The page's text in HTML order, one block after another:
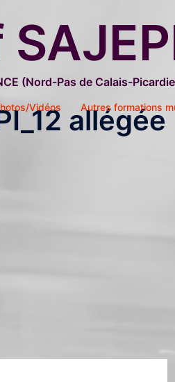
(Nord-Pas de Calais-
Vidéos Autres formations
allégée